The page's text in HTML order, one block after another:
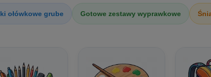
ołówkowe grube Gotowe zestawy wyprawkowe